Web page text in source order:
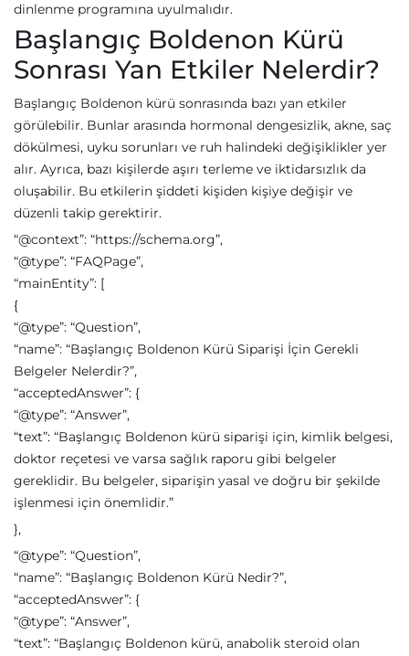
dinlenme programına uyulmalıdır.
Başlangıç Boldenon Kürü
Sonrası Yan Etkiler Nelerdir?
Başlangıç Boldenon kürü sonrasında bazı yan etkiler
görülebilir. Bunlar arasında hormonal dengesizlik, akne, saç
dökülmesi, uyku sorunları ve ruh halindeki değişiklikler yer
alır. Ayrıca, bazı kişilerde aşırı terleme ve iktidarsızlık da
oluşabilir. Bu etkilerin şiddeti kişiden kişiye değişir ve
düzenli takip gerektirir.
“@context”: “https://schema.org”,
“@type”: “FAQPage”,
“mainEntity”: [
{
“@type”: “Question”,
“name”: “Başlangıç Boldenon Kürü Siparişi İçin Gerekli
Belgeler Nelerdir?”,
“acceptedAnswer”: {
“@type”: “Answer”,
“text”: “Başlangıç Boldenon kürü siparişi için, kimlik belgesi,
doktor reçetesi ve varsa sağlık raporu gibi belgeler
gereklidir. Bu belgeler, siparişin yasal ve doğru bir şekilde
işlenmesi için önemlidir.”
},
“@type”: “Question”,
“name”: “Başlangıç Boldenon Kürü Nedir?”,
“acceptedAnswer”: {
“@type”: “Answer”,
“text”: “Başlangıç Boldenon kürü, anabolik steroid olan